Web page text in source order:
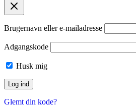
Brugernavn eller e-mailadresse
Adgangskode
Husk mig
Glemt din kode?